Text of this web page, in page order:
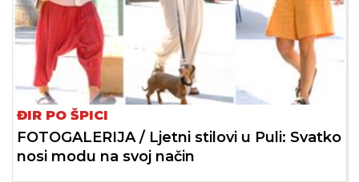
ĐIR PO ŠPICI
FOTOGALERIJA / Ljetni stilovi u Puli: Svatko
nosi modu na svoj način